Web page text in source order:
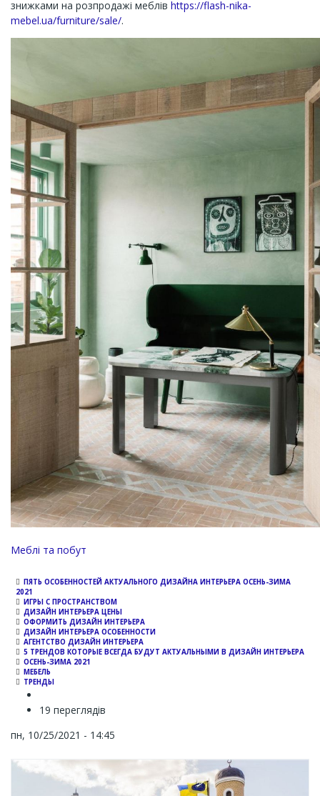
знижками на розпродажі меблів https://flash-nika-
mebel.ua/furniture/sale/.
Channel
Меблі та побут
ПЯТЬ ОСОБЕННОСТЕЙ АКТУАЛЬНОГО ДИЗАЙНА ИНТЕРЬЕРА ОСЕНЬ-ЗИМА
2021
ИГРЫ С ПРОСТРАНСТВОМ
ДИЗАЙН ИНТЕРЬЕРА ЦЕНЫ
ОФОРМИТЬ ДИЗАЙН ИНТЕРЬЕРА
ДИЗАЙН ИНТЕРЬЕРА ОСОБЕННОСТИ
АГЕНТСТВО ДИЗАЙН ИНТЕРЬЕРА
5 ТРЕНДОВ КОТОРЫЕ ВСЕГДА БУДУТ АКТУАЛЬНЫМИ В ДИЗАЙН ИНТЕРЬЕРА
ОСЕНЬ-ЗИМА 2021
МЕБЕЛЬ
ТРЕНДЫ
19 переглядів
пн, 10/25/2021 - 14:45